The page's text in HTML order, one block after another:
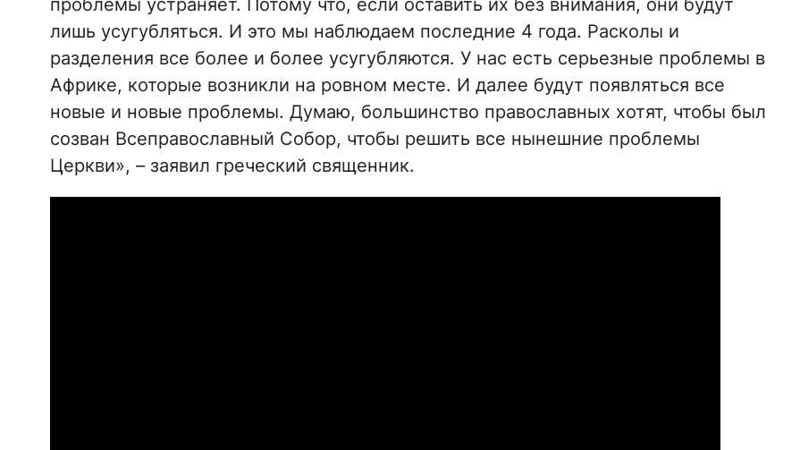
проблемы устраняет. Потому что, если оставить их без внимания, они будут
лишь усугубляться. И это мы наблюдаем последние 4 года. Расколы и
разделения все более и более усугубляются. У нас есть серьезные проблемы в
Африке, которые возникли на ровном месте. И далее будут появляться все
новые и новые проблемы. Думаю, большинство православных хотят, чтобы был
созван Всеправославный Собор, чтобы решить все нынешние проблемы
Церкви», – заявил греческий священник.